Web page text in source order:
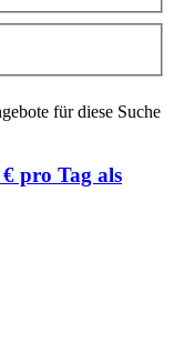
für diese Suche
pro Tag als